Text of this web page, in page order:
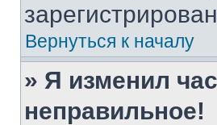
Вернуться к началу
» Я изменил
неправильное!